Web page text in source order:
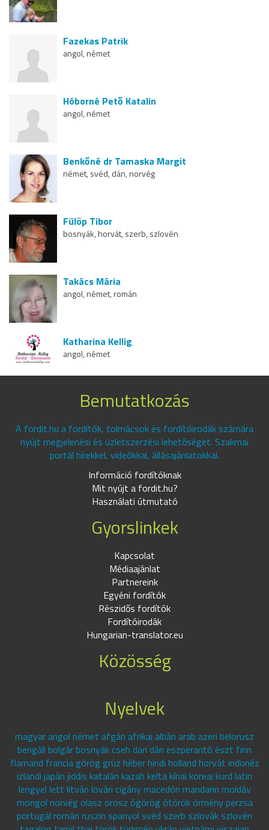
Fazekas Patrik
angol, német
Hóborné Pető Katalin
angol, német
Benkőné dr Tamaska Margit
német, svéd, dán, norvég
Fülöp Tibor
bosnyák, horvát, szerb, szlovén
Takács Mária
angol, német, román
Katharina Kellig
angol, német
Bemutatkozás
A fordit.hu a fordítók, tolmácsok és fordítóirodák számára
nyújt megjelenési és üzletszerzési lehetőséget. Szakmai
portál hírekkel, videókkal, állásajánlatokkal.
Információ fordítóknak
Mit nyújt a fordit.hu?
Használati útmutató
Gyorslinkek
Kapcsolat
Médiaajánlat
Partnereink
Egyéni fordítók
Részidős fordítók
Fordítóirodák
Hungarian-translator.eu
Közösség
Nyelvek
magyar angol német afgán afrikai albán arab azeri belorusz
bengáli bolgár bosnyák cseh dari dán eszperantó észt finn
flamand francia görög grúz héber hindi holland horvát indonéz
izlandi japán jiddis katalán kazah kelta kínai koreai kurd latin
lengyel lett litván lovári cigány macedón mandarin moldáv
mongol norvég olasz orosz ógörög ótörök örmény perzsa
portugál román ruszin spanyol svéd szerb szlovák szlovén